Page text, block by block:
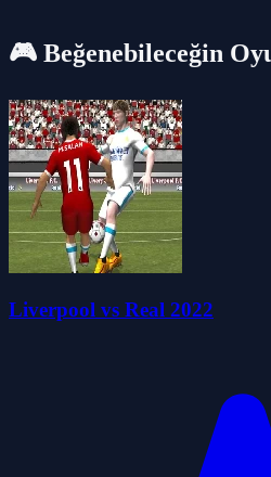
🎮 Beğenebileceğin
Liverpool vs Real 2022